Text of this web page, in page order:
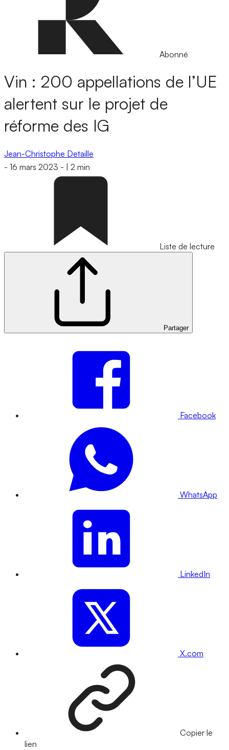
Abonné
Vin : 200 appellations de l’UE
alertent sur le projet de
réforme des IG
Jean-Christophe Detaille
- 16 mars 2023 - 2 min
Liste de lecture
Partager
Facebook
WhatsApp
LinkedIn
X.com
Copier le
lien